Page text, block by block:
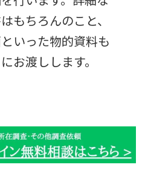
もちろんのこと、
いった物的資料も
お渡しします。